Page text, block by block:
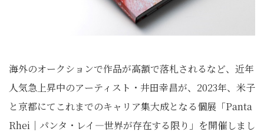
海外のオークションで作品が高額で落札されるなど、近年
人気急上昇中のアーティスト・井田幸昌が、2023年、米子
と京都にてこれまでのキャリア集大成となる個展「Panta
Rhei｜パンタ・レイ―世界が存在する限り」を開催しまし